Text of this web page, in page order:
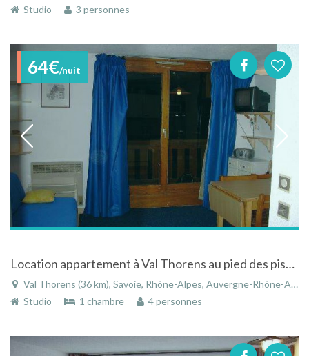
Studio
3 personnes
64€/nuit
Location appartement à Val Thorens au pied des pistes et au pied du centre de la station
Val Thorens (36 km), Savoie, Rhône-Alpes, Auvergne-Rhône-Alpes, France
Studio
1 chambre 4 personnes